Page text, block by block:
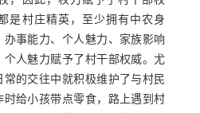
是村庄精英，至少拥有中农身
事能力、个人魅力、家族影响
个人魅力赋予了村干部权威。尤
的交往中就积极维护了与村民
时给小孩带点零食，路上遇到村